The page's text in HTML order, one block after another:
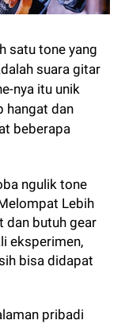
satu tone yang
suara gitar
nya itu unik
hangat dan
beberapa
ngulik tone
Lebih
dan butuh gear
eksperimen,
bisa didapat
pribadi